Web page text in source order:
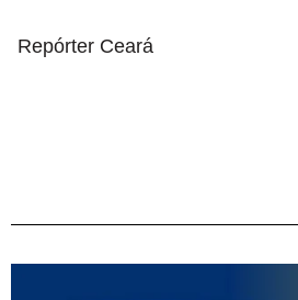
Repórter Ceará